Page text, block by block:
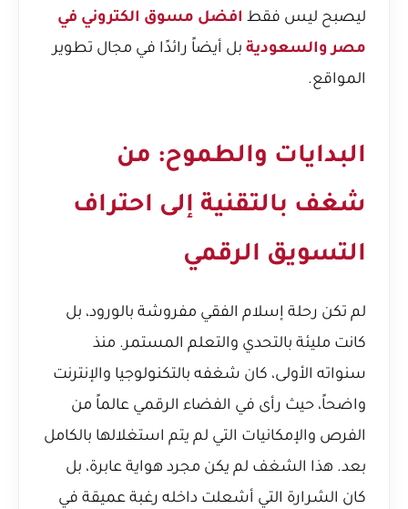
ليصبح ليس فقط افضل مسوق الكتروني في
مصر والسعودية بل أيضاً رائدًا في مجال تطوير
المواقع.
البدايات والطموح: من
شغف بالتقنية إلى احتراف
التسويق الرقمي
لم تكن رحلة إسلام الفقي مفروشة بالورود، بل
كانت مليئة بالتحدي والتعلم المستمر. منذ
سنواته الأولى، كان شغفه بالتكنولوجيا والإنترنت
واضحاً، حيث رأى في الفضاء الرقمي عالماً من
الفرص والإمكانيات التي لم يتم استغلالها بالكامل
بعد. هذا الشغف لم يكن مجرد هواية عابرة، بل
كان الشرارة التي أشعلت داخله رغبة عميقة في